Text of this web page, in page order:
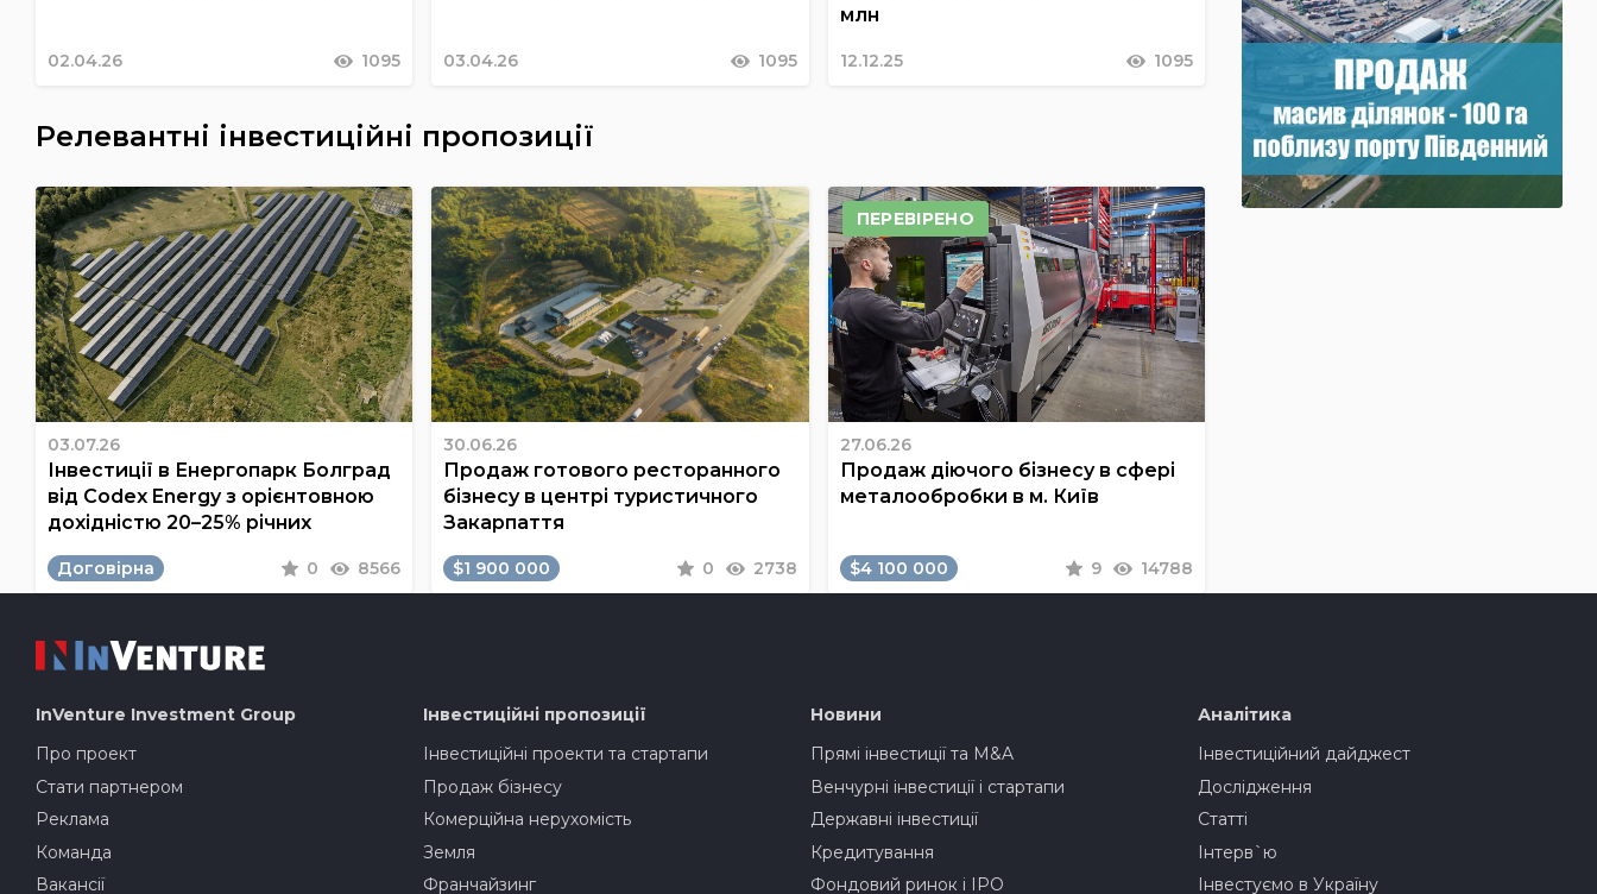
02.04.26 1095 03.04.26 1095
млн
12.12.25 1095
Релевантні інвестиційні пропозиції
03.07.26
Інвестиції в Енергопарк Болград
від Codex Energy з орієнтовною
дохідністю 20–25% річних
Договірна 0 8566
30.06.26
Продаж готового ресторанного
бізнесу в центрі туристичного
Закарпаття
$1 900 000 0 2738
ПЕРЕВІРЕНО
27.06.26
Продаж діючого бізнесу в сфері
металообробки в м. Київ
$4 100 000 9 14788
InVenture Investment Group
Про проект
Стати партнером
Реклама
Команда
Вакансії
Інвестиційні пропозиції
Інвестиційні проекти та стартапи
Продаж бізнесу
Комерційна нерухомість
Земля
Франчайзинг
Новини
Прямі інвестиції та M&A
Венчурні інвестиції і стартапи
Державні інвестиції
Кредитування
Фондовий ринок і IPO
Аналітика
Інвестиційний дайджест
Дослідження
Статті
Інтерв`ю
Інвестуємо в Україну